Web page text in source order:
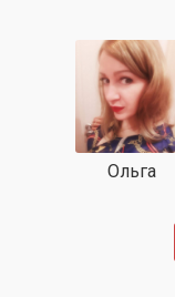
Ольга